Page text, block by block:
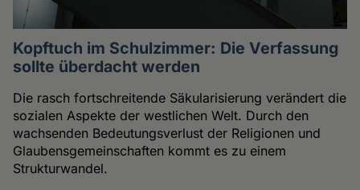
Kopftuch im Schulzimmer: Die Verfassung
sollte überdacht werden
Die rasch fortschreitende Säkularisierung verändert die
sozialen Aspekte der westlichen Welt. Durch den
wachsenden Bedeutungsverlust der Religionen und
Glaubensgemeinschaften kommt es zu einem
Strukturwandel.